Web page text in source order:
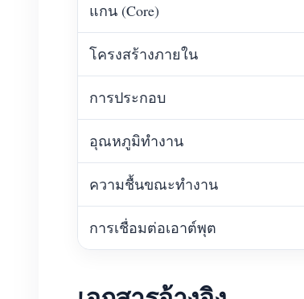
แกน (Core)
โครงสร้างภายใน
การประกอบ
อุณหภูมิทำงาน
ความชื้นขณะทำงาน
การเชื่อมต่อเอาต์พุต